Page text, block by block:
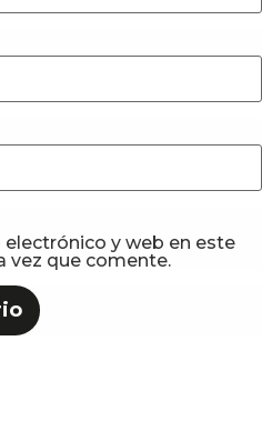
y web en este
vez que comente.